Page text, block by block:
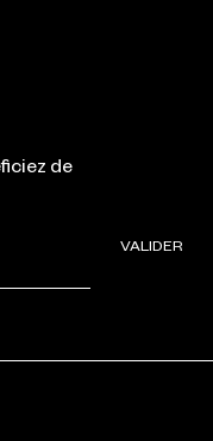
de
VALIDER